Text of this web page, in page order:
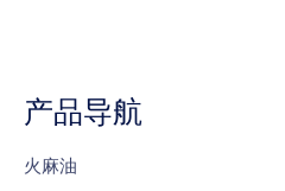
产品导航
火麻油